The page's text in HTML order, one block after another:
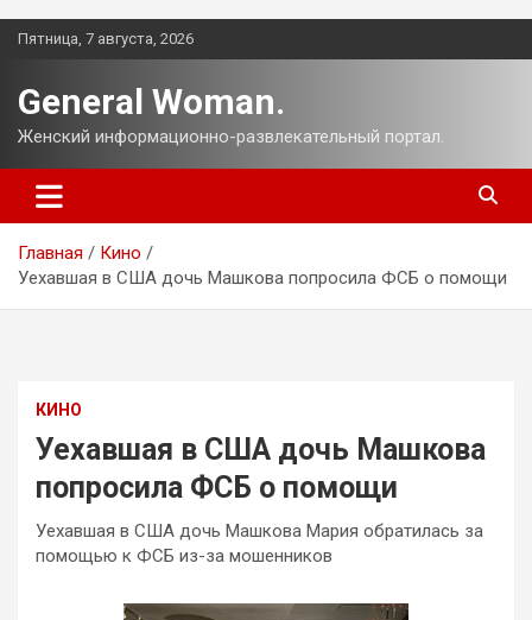
Перейти
Пятница, 7 августа, 2026
General Woman.
Женский информационно-развлекательный портал.
Главная
Кино
Уехавшая в США дочь Машкова попросила ФСБ о помощи
КИНО
Уехавшая в США дочь Машкова
попросила ФСБ о помощи
Уехавшая в США дочь Машкова Мария обратилась за
помощью к ФСБ из-за мошенников